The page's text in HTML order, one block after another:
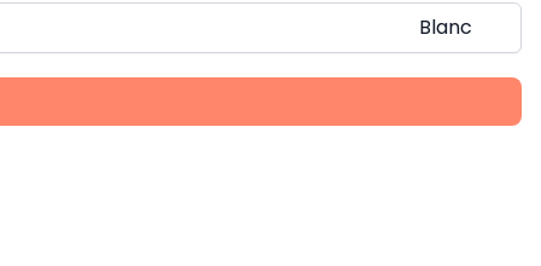
Blanc